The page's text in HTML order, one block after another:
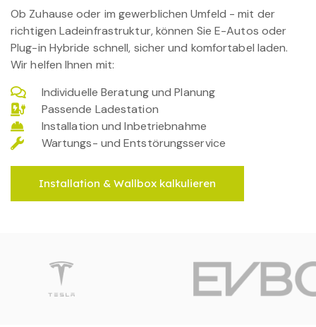
Ob Zuhause oder im gewerblichen Umfeld - mit der
richtigen Ladeinfrastruktur, können Sie E-Autos oder
Plug-in Hybride schnell, sicher und komfortabel laden.
Wir helfen Ihnen mit:
Individuelle Beratung und Planung
Passende Ladestation
Installation und Inbetriebnahme
Wartungs- und Entstörungsservice
Installation & Wallbox kalkulieren